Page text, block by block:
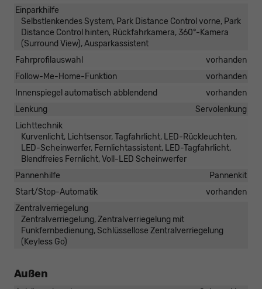
Einparkhilfe
Selbstlenkendes System, Park Distance Control vorne, Park
Distance Control hinten, Rückfahrkamera, 360°-Kamera
(Surround View), Ausparkassistent
Fahrprofilauswahl
vorhanden
Follow-Me-Home-Funktion
vorhanden
Innenspiegel automatisch abblendend
vorhanden
Lenkung
Servolenkung
Lichttechnik
Kurvenlicht, Lichtsensor, Tagfahrlicht, LED-Rückleuchten,
LED-Scheinwerfer, Fernlichtassistent, LED-Tagfahrlicht,
Blendfreies Fernlicht, Voll-LED Scheinwerfer
Pannenhilfe
Pannenkit
Start/Stop-Automatik
vorhanden
Zentralverriegelung
Zentralverriegelung, Zentralverriegelung mit
Funkfernbedienung, Schlüssellose Zentralverriegelung
(Keyless Go)
Außen